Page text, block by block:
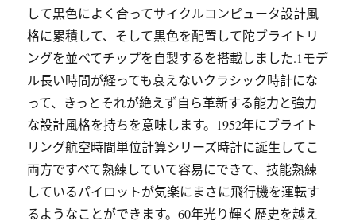
して黒色によく合ってサイクルコンピュータ設計風
格に累積して、そして黒色を配置して陀ブライトリ
ングを並べてチップを自製するを搭載しました.1モデ
ル長い時間が経っても衰えないクラシック時計にな
って、きっとそれが絶えず自ら革新する能力と強力
な設計風格を持ちを意味します。1952年にブライト
リング航空時間単位計算シリーズ時計に誕生してこ
両方ですべて熟練していて容易にできて、技能熟練
しているパイロットが気楽にまさに飛行機を運転す
るようなことができます。60年光り輝く歴史を越え